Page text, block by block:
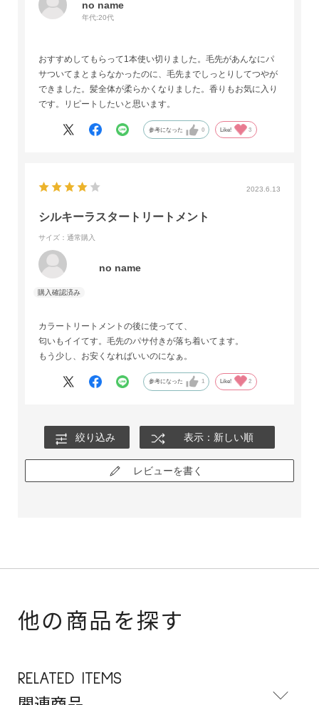
no name
年代:20代
おすすめしてもらって1本使い切りました。毛先があんなにパ
サついてまとまらなかったのに、毛先までしっとりしてつやが
できました。髪全体が柔らかくなりました。香りもお気に入り
です。リピートしたいと思います。
参考になった 0 Like! 3
2023.6.13
シルキーラスタートリートメント
サイズ：通常購入
no name
カラートリートメントの後に使ってて、
匂いもイイてす。毛先のパサ付きが落ち着いてます。
もう少し、お安くなればいいのになぁ。
参考になった 1 Like! 2
絞り込み 表示：新しい順
レビューを書く
他の商品を探す
RELATED ITEMS